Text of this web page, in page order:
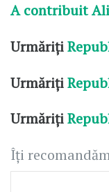
A contribuit
Urmăriți
Urmăriți
Urmăriți
Îți